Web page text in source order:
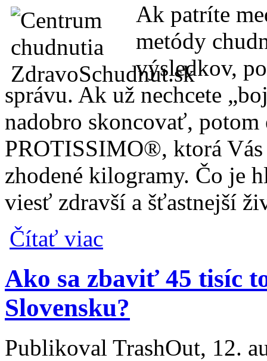
Ak patríte
metódy
výsledkov,
správu. Ak už nechcete
nadobro skoncovať, potom
PROTISSIMO®, ktorá
zhodené kilogramy. Čo je
viesť zdravší a šťastnejší
Čítať viac
Ako sa zbaviť 45 tisíc
Slovensku?
Publikoval TrashOut, 12.